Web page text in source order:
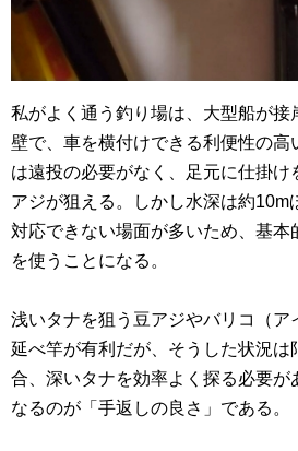
私がよく通う釣り場は、大型船が接
壁で、車を横付けできる利便性の高
は遠投の必要がなく、足元に仕掛け
アジが狙える。しかし水深は約10m
対応できない場面が多いため、基本
を使うことになる。
浅いタナを狙う豆アジやバリコ（ア
延べ竿が有利だが、そうした状況は
合、深いタナを効率よく探る必要が
なるのが「手返しの良さ」である。